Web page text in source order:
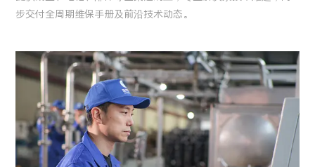
步交付全周期维保手册及前沿技术动态。